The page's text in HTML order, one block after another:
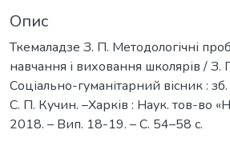
Опис
Ткемаладзе З. П. Методологічні
навчання і виховання школярів / З.
Соціально-гуманітарний вісник :
С. П. Кучин. –Харків : Наук. тов-во
2018. – Вип. 18-19. – С. 54–58 с.